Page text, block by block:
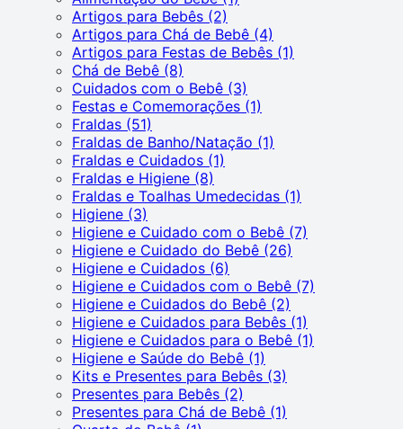
Artigos para Bebês (2)
Artigos para Chá de Bebê (4)
Artigos para Festas de Bebês (1)
Chá de Bebê (8)
Cuidados com o Bebê (3)
Festas e Comemorações (1)
Fraldas (51)
Fraldas de Banho/Natação (1)
Fraldas e Cuidados (1)
Fraldas e Higiene (8)
Fraldas e Toalhas Umedecidas (1)
Higiene (3)
Higiene e Cuidado com o Bebê (7)
Higiene e Cuidado do Bebê (26)
Higiene e Cuidados (6)
Higiene e Cuidados com o Bebê (7)
Higiene e Cuidados do Bebê (2)
Higiene e Cuidados para Bebês (1)
Higiene e Cuidados para o Bebê (1)
Higiene e Saúde do Bebê (1)
Kits e Presentes para Bebês (3)
Presentes para Bebês (2)
Presentes para Chá de Bebê (1)